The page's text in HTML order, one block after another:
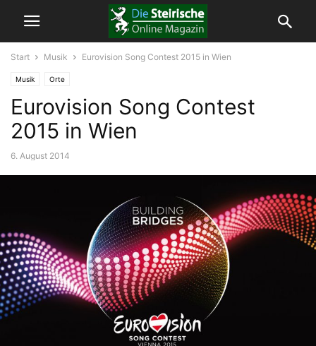
Start Musik Eurovision Song Contest 2015 in Wien
Musik Orte
Eurovision Song Contest
2015 in Wien
6. August 2014